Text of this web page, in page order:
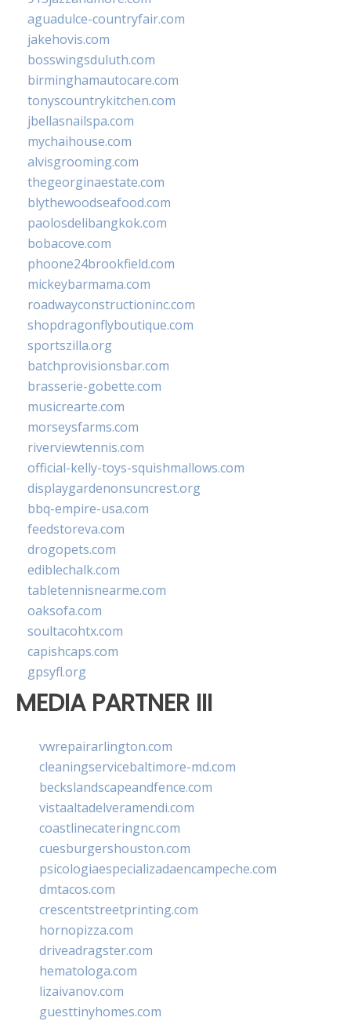
aguadulce-countryfair.com
jakehovis.com
bosswingsduluth.com
birminghamautocare.com
tonyscountrykitchen.com
jbellasnailspa.com
mychaihouse.com
alvisgrooming.com
thegeorginaestate.com
blythewoodseafood.com
paolosdelibangkok.com
bobacove.com
phoone24brookfield.com
mickeybarmama.com
roadwayconstructioninc.com
shopdragonflyboutique.com
sportszilla.org
batchprovisionsbar.com
brasserie-gobette.com
musicrearte.com
morseysfarms.com
riverviewtennis.com
official-kelly-toys-squishmallows.com
displaygardenonsuncrest.org
bbq-empire-usa.com
feedstoreva.com
drogopets.com
ediblechalk.com
tabletennisnearme.com
oaksofa.com
soultacohtx.com
capishcaps.com
gpsyfl.org
MEDIA PARTNER III
vwrepairarlington.com
cleaningservicebaltimore-md.com
beckslandscapeandfence.com
vistaaltadelveramendi.com
coastlinecateringnc.com
cuesburgershouston.com
psicologiaespecializadaencampeche.com
dmtacos.com
crescentstreetprinting.com
hornopizza.com
driveadragster.com
hematologa.com
lizaivanov.com
guesttinyhomes.com